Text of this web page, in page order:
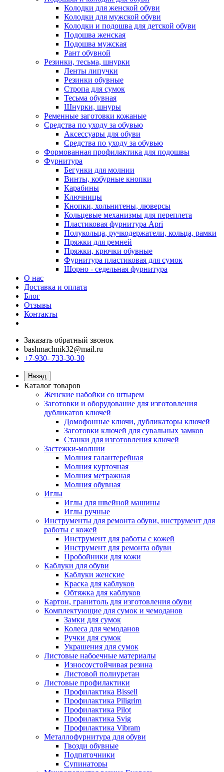
Колодки для женской обуви
Колодки для мужской обуви
Колодки и подошва для детской обуви
Подошва женская
Подошва мужская
Рант обувной
Резинки, тесьма, шнурки
Ленты липучки
Резинки обувные
Стропа для сумок
Тесьма обувная
Шнурки, шнуры
Ременные заготовки кожаные
Средства по уходу за обувью
Аксессуары для обуви
Средства по уходу за обувью
Формованная профилактика для подошвы
Фурнитура
Бегунки для молнии
Винты, кобурные кнопки
Карабины
Ключницы
Кнопки, хольнитены, люверсы
Кольцевые механизмы для переплета
Пластиковая фурнитура Apri
Полукольца, ручкодержатели, кольца, рамки
Пряжки для ремней
Пряжки, крючки обувные
Фурнитура пластиковая для сумок
Шорно - седельная фурнитура
О нас
Доставка и оплата
Блог
Отзывы
Контакты
Заказать обратный звонок
bashmachnik32@mail.ru
+7-930- 733-30-30
Назад
Каталог товаров
Женские набойки со штырем
Заготовки и оборудование для изготовления
дубликатов ключей
Домофонные ключи, дубликаторы ключей
Заготовки ключей для сувальных замков
Станки для изготовления ключей
Застежки-молнии
Молния галантерейная
Молния курточная
Молния метражная
Молния обувная
Иглы
Иглы для швейной машины
Иглы ручные
Инструменты для ремонта обуви, инструмент для
работы с кожей
Инструмент для работы с кожей
Инструмент для ремонта обуви
Пробойники для кожи
Каблуки для обуви
Каблуки женские
Краска для каблуков
Обтяжка для каблуков
Картон, гранитоль для изготовления обуви
Комплектующие для сумок и чемоданов
Замки для сумок
Колеса для чемоданов
Ручки для сумок
Украшения для сумок
Листовые набоечные материалы
Износоустойчивая резина
Листовой полиуретан
Листовые профилактики
Профилактика Bissell
Профилактика Piligrim
Профилактика Pilot
Профилактика Svig
Профилактика Vibram
Металлофурнитура для обуви
Гвозди обувные
Подпяточники
Супинаторы